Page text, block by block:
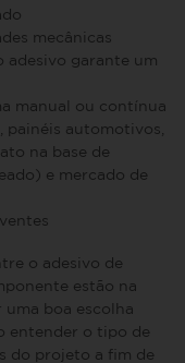
mecânicas
adesivo garante um
manual ou contínua
painéis automotivos,
na base de
e mercado de
o adesivo de
estão na
uma boa escolha
entender o tipo de
do projeto a fim de